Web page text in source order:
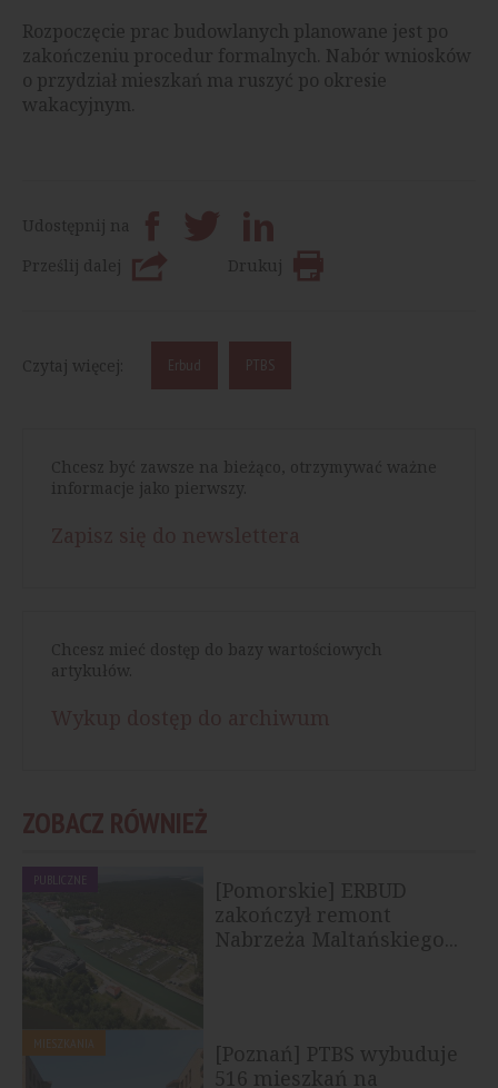
Rozpoczęcie prac budowlanych planowane jest po
zakończeniu procedur formalnych. Nabór wniosków
o przydział mieszkań ma ruszyć po okresie
wakacyjnym.
Udostępnij na
Prześlij dalej
Drukuj
Czytaj więcej: Erbud PTBS
Chcesz być zawsze na bieżąco, otrzymywać ważne
informacje jako pierwszy.
Chcesz mieć dostęp do bazy wartościowych
artykułów.
ZOBACZ RÓWNIEŻ
PUBLICZNE
[Pomorskie] ERBUD
zakończył remont
Nabrzeża Maltańskiego...
[Poznań] PTBS wybuduje
516 mieszkań na